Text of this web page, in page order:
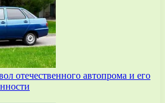
отечественного автопрома и его